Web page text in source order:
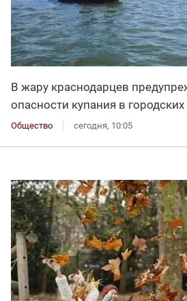
В жару краснодарцев
опасности купания в
Общество сегодня, 10:05